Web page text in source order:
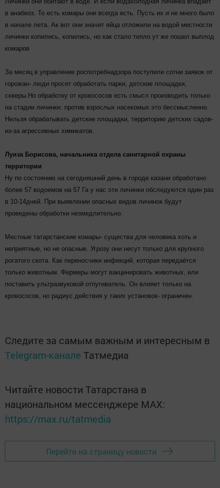
в анабеоз. То есть комары они всегда есть. Пусть их и не много было
в начале лета. Ак вот они значит яйца отложили на водой местности
личинки копились, копились, но как стало тепло ут же пошел выплод
комаров
За месяц в управление роспотребнадзора поступили сотни заявок от
горожан- люди просят обработать парки, детские площадки,
скверы.Но обработку от кровососов есть смысл производить только
на стадии личинки. против взрослых насекомых это бессмысленно.
Нельзя обрабатывать детские площадки, территорию детских садов-
из-за агрессивных химикатов.
Луиза Борисова, начальника отдела санитарной охраны
территории
Ну по состоянию на сегодняшний день в городе казани обработано
более 57 водоемов на 57 Га у нас эти личинки обследуются один раз
в 10-14дней. При выявлении опасных видов личинок будут
проведены обработки незмедлительно.
Местные татарстанские комары- существа для человека хоть и
неприятные, но не опасные. Угрозу они несут только для крупного
рогатого скота. Как переносчики инфекций, которая передаётся
только животным. Фермеры могут вакцинировать животных, или
поставить ультразвуковой отпугиватель. Он влияет только на
кровососов, но радиус действия у таких установок- ограничен.
Следите за самым важным и интересным в
Telegram-канале Татмедиа
Читайте новости Татарстана в
национальном мессенджере MАХ:
https://max.ru/tatmedia
Перейти на страницу новости